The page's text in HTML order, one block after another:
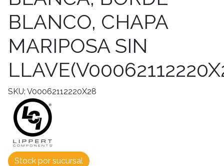
BLANCO, CHAPA
MARIPOSA SIN
SKU: V00062112220X28
Stock por sucursal